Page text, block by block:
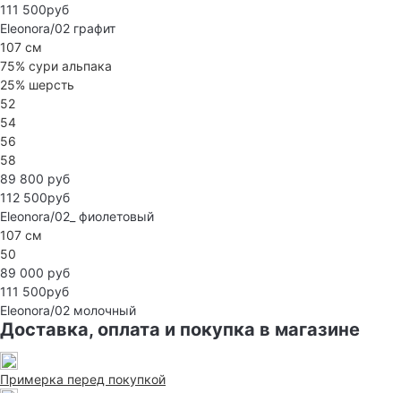
111 500руб
Eleonora/02 графит
107 см
75% сури альпака
25% шерсть
52
54
56
58
89 800 руб
112 500руб
Eleonora/02_ фиолетовый
107 см
50
89 000 руб
111 500руб
Eleonora/02 молочный
Доставка, оплата и покупка в магазине
Примерка перед покупкой